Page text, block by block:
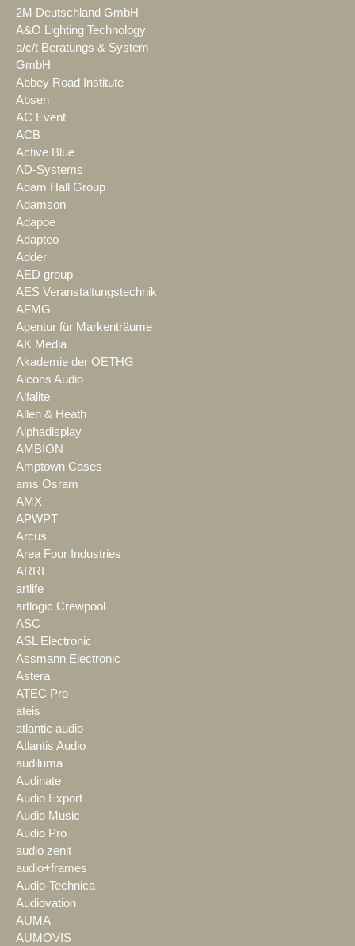
2M Deutschland GmbH
A&O Lighting Technology
a/c/t Beratungs & System
GmbH
Abbey Road Institute
Absen
AC Event
ACB
Active Blue
AD-Systems
Adam Hall Group
Adamson
Adapoe
Adapteo
Adder
AED group
AES Veranstaltungstechnik
AFMG
Agentur für Markenträume
AK Media
Akademie der OETHG
Alcons Audio
Alfalite
Allen & Heath
Alphadisplay
AMBION
Amptown Cases
ams Osram
AMX
APWPT
Arcus
Area Four Industries
ARRI
artlife
artlogic Crewpool
ASC
ASL Electronic
Assmann Electronic
Astera
ATEC Pro
ateis
atlantic audio
Atlantis Audio
audiluma
Audinate
Audio Export
Audio Music
Audio Pro
audio zenit
audio+frames
Audio-Technica
Audiovation
AUMA
AUMOVIS